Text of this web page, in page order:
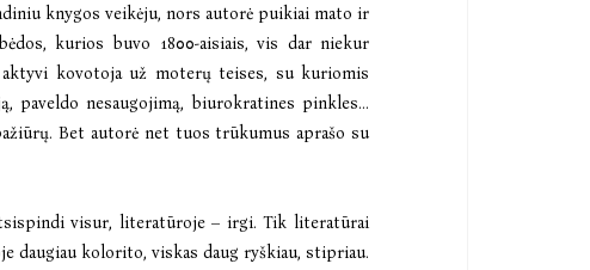
knygos veikėju, nors autorė puikiai mato ir
kurios buvo 1800-aisiais, vis dar niekur
kovotoja už moterų teises, su kuriomis
paveldo nesaugojimą, biurokratines pinkles…
Bet autorė net tuos trūkumus aprašo su
visur, literatūroje – irgi. Tik literatūrai
daugiau kolorito, viskas daug ryškiau, stipriau.